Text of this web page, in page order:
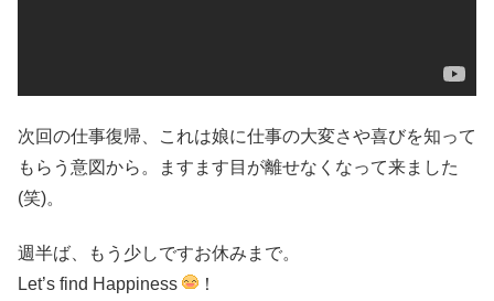
次回の仕事復帰、これは娘に仕事の大変さや喜びを知って
もらう意図から。ますます目が離せなくなって来ました
(笑)。
週半ば、もう少しですお休みまで。
Let’s find Happiness
！